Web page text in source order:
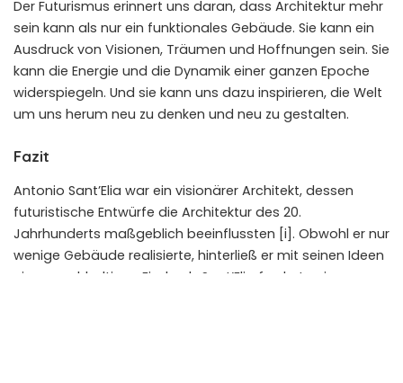
Der Futurismus erinnert uns daran, dass Architektur mehr
sein kann als nur ein funktionales Gebäude. Sie kann ein
Ausdruck von Visionen, Träumen und Hoffnungen sein. Sie
kann die Energie und die Dynamik einer ganzen Epoche
widerspiegeln. Und sie kann uns dazu inspirieren, die Welt
um uns herum neu zu denken und neu zu gestalten.
Fazit
Antonio Sant’Elia war ein visionärer Architekt, dessen
futuristische Entwürfe die Architektur des 20.
Jahrhunderts maßgeblich beeinflussten [i]. Obwohl er nur
wenige Gebäude realisierte, hinterließ er mit seinen Ideen
einen nachhaltigen Eindruck. Sant’Elia forderte einen